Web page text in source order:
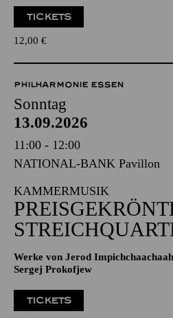
TICKETS
12,00 €
PHILHARMONIE ESSEN
Sonntag
13.09.2026
11:00 - 12:00
NATIONAL-BANK Pavillon
KAMMERMUSIK
Werke von Jerod
Sergej Prokofjew
TICKETS